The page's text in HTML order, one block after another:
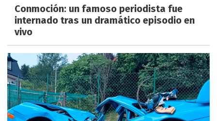
Conmoción: un famoso periodista fue
internado tras un dramático episodio en
vivo